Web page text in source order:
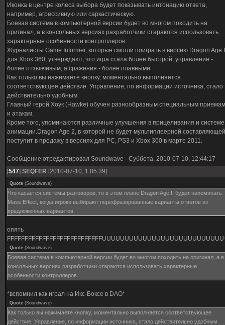
Иконка в центре колеса выбора будет показывать интонацию ответа,
например, агрессивную или саркастическую.
Боевая система в компьютерной версии будет во многом походить на
оригинал, а в консольных версиях разработчики стараются использовать
характерные особенности контроллеров.
Журналисты Game Informer, которые смогли поиграть в версию Dragon Age
для Xbox 360, утверждают, что игра стала более быстрой, управление -
более отзывчивым, а сражения - более плавными.
Как только вы нажимаете кнопку, моментально выполняется
соответствующее действие. Управление, по информации источника, стало
действительно удобным.
Главный герой Хоук (Hawke) обучен разнообразным специальным приемам
и атакам.
Кроме того, упоминаются различные улучшения в прицеливания и системе
анимации.Dragon Age 2, в которой не будет мультиплеерной
поступит в продажу в версиях для РС, PS3 и Xbox 360 в марте 2011.
Сообщение отредактировал Soundwave - Суббота, 2010-07-10, 12:44:17
[547] SEQFER [2010-07-10, 1:05:39]
Quote (Soundwave)
Что касается системы разговоров, то в этом плане Dragon Age II будет напоминать
Mass Effect, когда игроки выбирают перефразированные варианты ответов из
предложенных вариантов.
опять
Quote (Soundwave)
Боевая система в компьютерной версии будет во многом походить на оригинал, а в
консольных версиях разработчики стараются использовать характерные
особенности контроллеров.
*вспомнил как играл на Икс-Боксе в DAO*
Quote (Soundwave)
Как только вы нажимаете кнопку, моментально выполняется соответствующее
действие. Управление, по информации источника, стало действительно удобным.